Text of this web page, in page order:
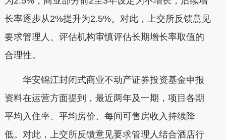
长率逐步从2%提升为2.5%。对此，上交所反馈意见
要求管理人、评估机构审慎评估长期增长率取值的
合理性。
华安锦江封闭式商业不动产证券投资基金申报
资料在运营方面提到，最近两年及一期，项目各期
平均入住率、平均房价、每间可售房收入持续降
低。对此，上交所反馈意见要求管理人结合酒店行